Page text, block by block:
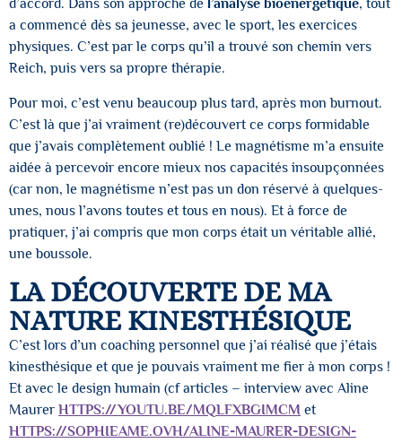
d’accord. Dans son approche del’analyse bioénergétique, tout
a commencé dès sa jeunesse, avec le sport, les exercices
physiques. C’est par le corps qu’il a trouvé son chemin vers
Reich, puis vers sa propre thérapie.
Pour moi, c’est venu beaucoup plus tard, après mon burnout.
C’est là que j’ai vraiment (re)découvert ce corps formidable
que j’avais complètement oublié ! Le magnétisme m’a ensuite
aidée à percevoir encore mieux nos capacités insoupçonnées
(car non, le magnétisme n’est pas un don réservé à quelques-
unes, nous l’avons toutes et tous en nous). Et à force de
pratiquer, j’ai compris que mon corps était un véritable allié,
une boussole.
LA DÉCOUVERTE DE MA
NATURE KINESTHÉSIQUE
C’est lors d’un coaching personnel que j’ai réalisé que j’étais
kinesthésique et que je pouvais vraiment me fier à mon corps !
Et avec le design humain (cf articles – interview avec Aline
Maurer HTTPS://YOUTU.BE/MQLFXBGIMCM et
HTTPS://SOPHIEAME.OVH/ALINE-MAURER-DESIGN-